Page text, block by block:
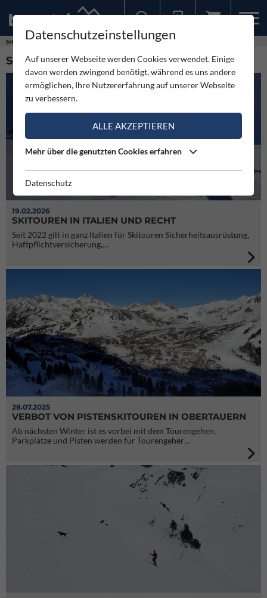
Schlagworte
SCHLAGWORT: SKITOUREN UND RECHT (10)
19.02.2026
SKITOUREN IN ITALIEN UND RECHT
Seit 2022 gilt in ganz Italien für Skitouren Sicherheitsausrüstung,
Haftpflichtversicherung,…
28.07.2025
VERBOT VON PISTENSKITOUREN IN OBERTAUERN
Ab nächsten Winter ist es vorbei mit dem Tourengehen,
Parkplätze und Pisten werden für Tourengeher…
Datenschutzeinstellungen
Auf unserer Webseite werden Cookies verwendet. Einige
davon werden zwingend benötigt, während es uns andere
ermöglichen, Ihre Nutzererfahrung auf unserer Webseite
zu verbessern.
ALLE AKZEPTIEREN
Mehr über die genutzten Cookies erfahren
Datenschutz